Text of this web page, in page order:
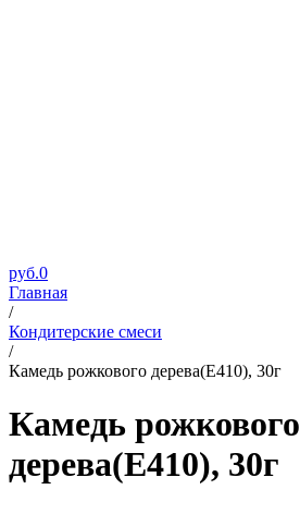
руб.0
Главная
/
Кондитерские смеси
/
Камедь рожкового дерева(Е410), 30г
Камедь рожкового
дерева(Е410), 30г